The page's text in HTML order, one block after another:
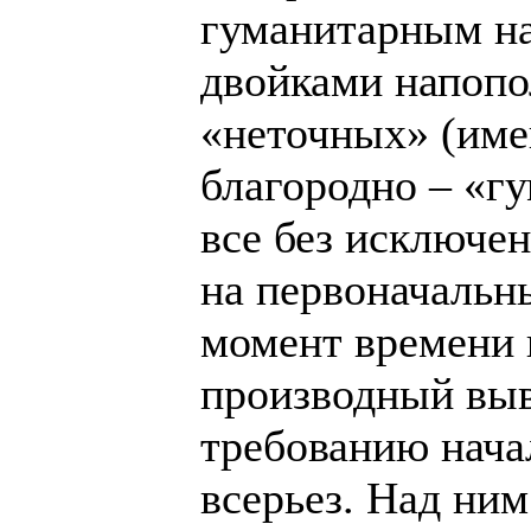
гуманитарным
двойками
«неточных»
благородно –
все без
на
момент
производный
требованию
всерьез. Над